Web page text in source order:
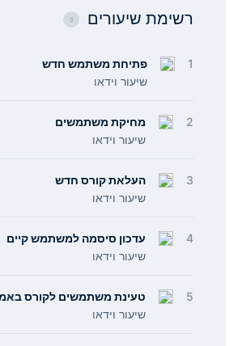
רשימת שיעורים
1
פתיחת משתמש חדש
שיעור וידאו
2
מחיקת משתמשים
שיעור וידאו
3
העלאת קורס חדש
שיעור וידאו
4
עדכון סיסמה למשתמש קיים
שיעור וידאו
5
טעינת משתמשים לקורס
שיעור וידאו